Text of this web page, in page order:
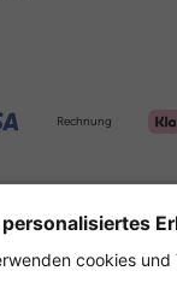
Rechnung